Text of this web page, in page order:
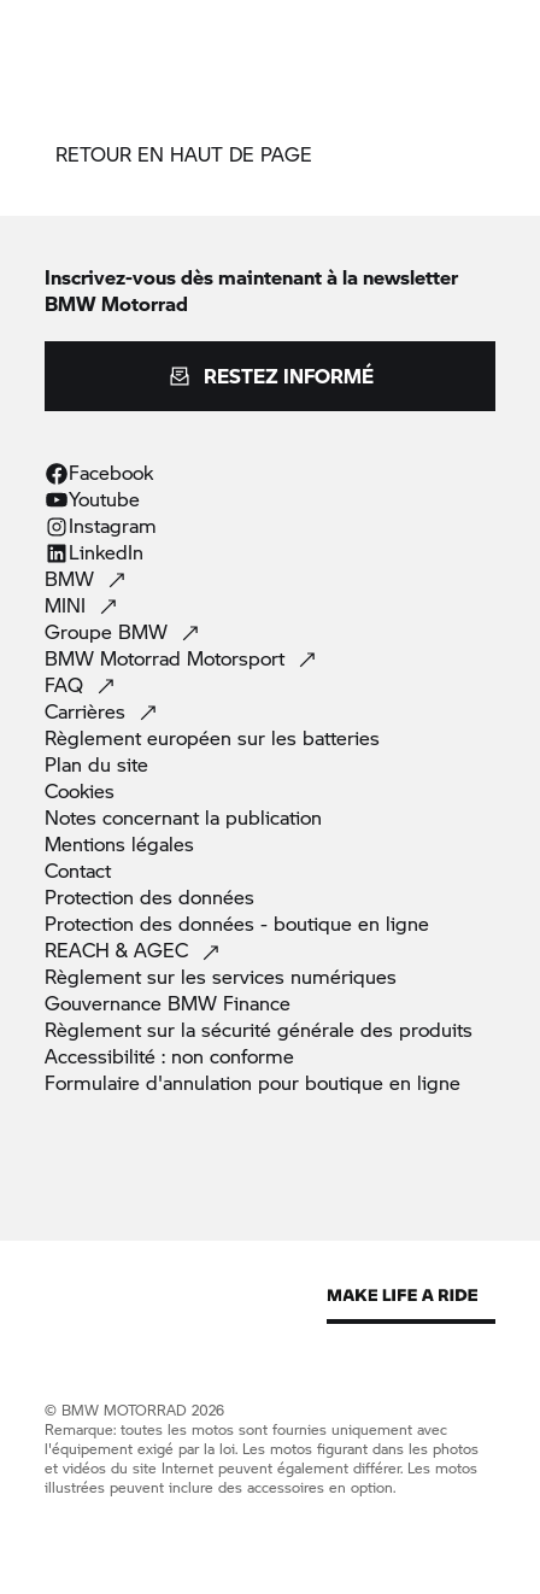
RETOUR EN HAUT DE PAGE
Inscrivez-vous dès maintenant à la newsletter
BMW Motorrad
RESTEZ INFORMÉ
Facebook
Youtube
Instagram
LinkedIn
BMW
MINI
Groupe BMW
BMW Motorrad Motorsport
FAQ
Carrières
Règlement européen sur les batteries
Plan dusite
Cookies
Notes concernant la publication
Mentions légales
Contact
Protection desdonnées
Protection des données - boutique en ligne
REACH &AGEC
Règlement sur les services numériques
Gouvernance BMW Finance
Règlement sur la sécurité générale des produits
Accessibilité : nonconforme
Formulaire d'annulation pour boutique en ligne
© BMW MOTORRAD 2026
Remarque: toutes les motos sont fournies uniquement avec
l'équipement exigé par la loi. Les motos figurant dans les photos
et vidéos du site Internet peuvent également différer. Les motos
illustrées peuvent inclure des accessoires en option.